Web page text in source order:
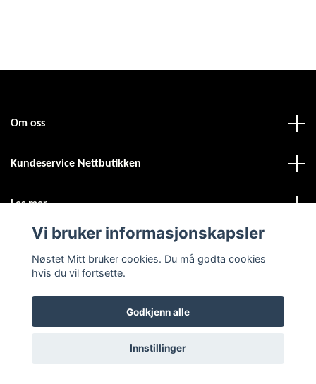
Om oss
Kundeservice Nettbutikken
Les mer
© 2026 Nøstet MittPowered by Quickbutik
Vi bruker informasjonskapsler
Nøstet Mitt bruker cookies. Du må godta cookies
hvis du vil fortsette.
Godkjenn alle
Innstillinger